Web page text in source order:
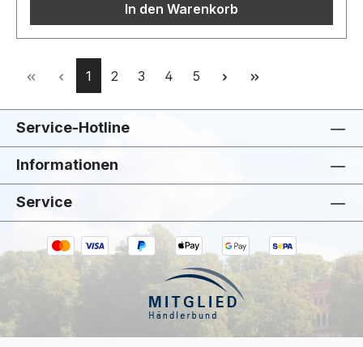
In den Warenkorb
Seite
1 Seite
2 Seite
3 Seite
4 Seite
5
Service-Hotline
Informationen
Service